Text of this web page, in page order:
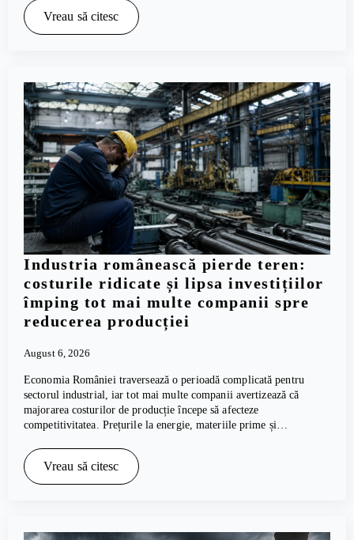
Vreau să citesc
Industria românească pierde teren:
costurile ridicate și lipsa investițiilor
împing tot mai multe companii spre
reducerea producției
August 6, 2026
Economia României traversează o perioadă complicată pentru
sectorul industrial, iar tot mai multe companii avertizează că
majorarea costurilor de producție începe să afecteze
competitivitatea. Prețurile la energie, materiile prime și…
Vreau să citesc